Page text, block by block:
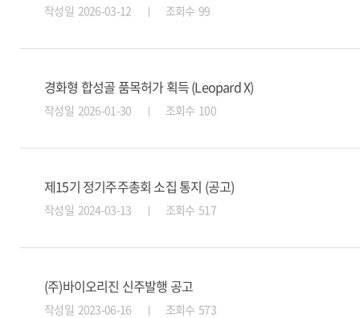
작성일 2026-03-12 조회수 99
경화형 합성골 품목허가 획득 (Leopard X)
작성일 2026-01-30 조회수 100
제15기 정기주주총회 소집 통지 (공고)
작성일 2024-03-13 조회수 517
(주)바이오리진 신주발행 공고
작성일 2023-06-16 조회수 573